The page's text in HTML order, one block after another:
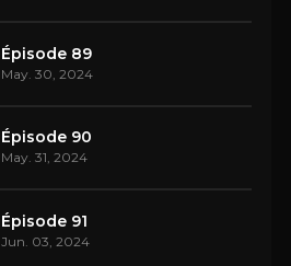
Épisode 89
May. 30, 2024
Épisode 90
May. 31, 2024
Épisode 91
Jun. 03, 2024